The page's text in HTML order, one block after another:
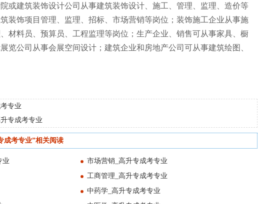
或建筑装饰设计公司从事建筑装饰设计、施工、管理、监理、造价等
装饰项目管理、监理、招标、市场营销等岗位；装饰施工企业从事施
材料员、预算员、工程监理等岗位；生产企业、销售可从事家具、橱
览公司从事会展空间设计；建筑企业和房地产公司可从事建筑绘图、
专业
专成考专业
成考专业”相关阅读
业
市场营销_高升专成考专业
工商管理_高升专成考专业
中药学_高升专成考专业